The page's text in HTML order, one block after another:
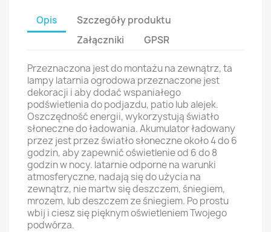
Opis
Szczegóły produktu
Załączniki
GPSR
Przeznaczona jest do montażu na zewnątrz, ta
lampy latarnia ogrodowa przeznaczone jest
dekoracji i aby dodać wspaniałego
podświetlenia do podjazdu, patio lub alejek.
Oszczędność energii, wykorzystują światło
słoneczne do ładowania. Akumulator ładowany
przez jest przez światło słoneczne około 4 do 6
godzin, aby zapewnić oświetlenie od 6 do 8
godzin w nocy. latarnie odporne na warunki
atmosferyczne, nadają się do użycia na
zewnątrz, nie martw się deszczem, śniegiem,
mrozem, lub deszczem ze śniegiem. Po prostu
wbij i ciesz się pięknym oświetleniem Twojego
podwórza.